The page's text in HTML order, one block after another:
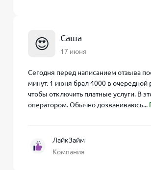
😍 Саша
17 июня
Сегодня перед написанием отзыва
минут. 1 июня брал 4000 в
чтобы отключить платные услуги. В
оператором. Обычно дозваниваюсь...
ЛайкЗайм
Компания